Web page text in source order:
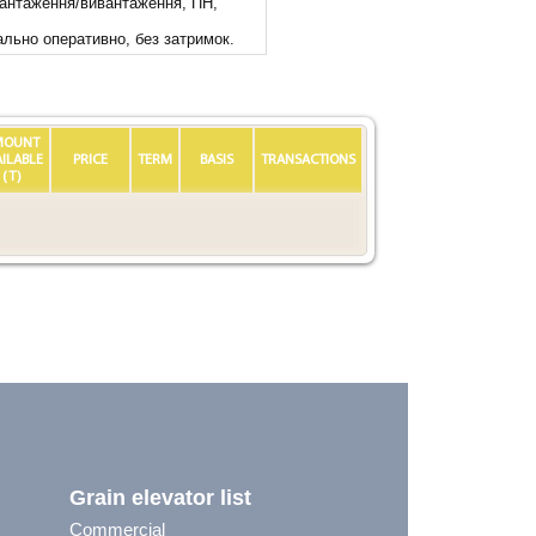
оперативно, без затримок.
(T)
PRICE TERM BASIS TRANSACTIONS
Grain elevator list
Commercial